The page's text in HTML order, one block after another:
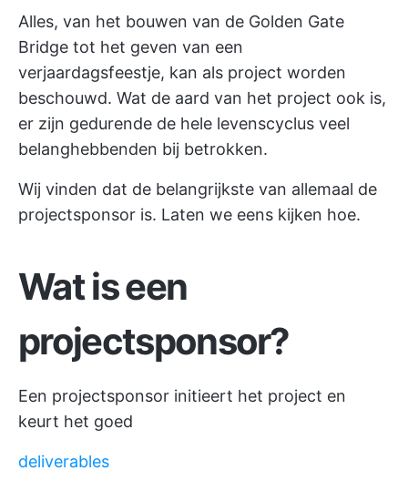
Alles, van het bouwen van de Golden Gate
Bridge tot het geven van een
verjaardagsfeestje, kan als project worden
beschouwd. Wat de aard van het project ook is,
er zijn gedurende de hele levenscyclus veel
belanghebbenden bij betrokken.
Wij vinden dat de belangrijkste van allemaal de
projectsponsor is. Laten we eens kijken hoe.
Wat is een
projectsponsor?
Een projectsponsor initieert het project en
keurt het goed
deliverables